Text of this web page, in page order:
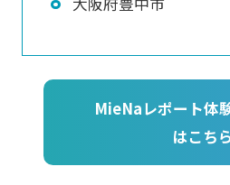
MieNaレポート体
はこちら